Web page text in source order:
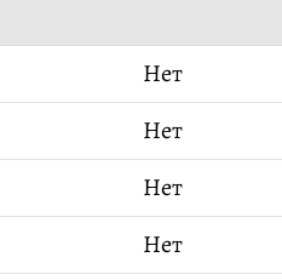
Нет
Нет
Нет
Нет